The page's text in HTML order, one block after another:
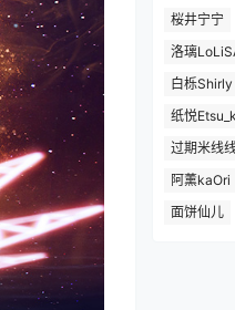
桜井宁宁
洛璃
白栎Shirly
纸悦
过期米线
阿薰kaOri
面饼仙儿